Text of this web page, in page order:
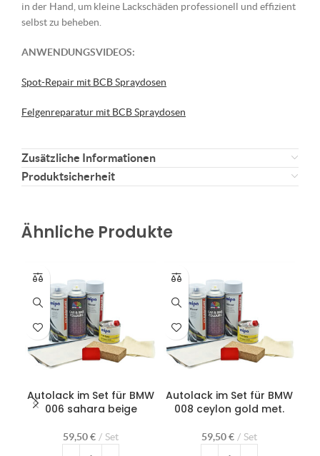
in der Hand, um kleine Lackschäden professionell und effizient
selbst zu beheben.
ANWENDUNGSVIDEOS:
Spot-Repair mit BCB Spraydosen
Felgenreparatur mit BCB Spraydosen
Zusätzliche Informationen
Produktsicherheit
Ähnliche Produkte
Autolack im Set für BMW
006 sahara beige
59,50€ Set
Autolack im Set für BMW
008 ceylon gold met.
59,50€ Set